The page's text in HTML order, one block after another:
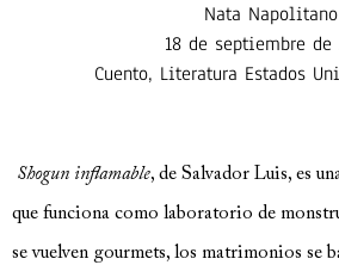
Nata Napolitano
18 de septiembre de
Cuento, Literatura Estados
Shogun inflamable, de Salvador Luis, es
que funciona como laboratorio de
se vuelven gourmets, los matrimonios se